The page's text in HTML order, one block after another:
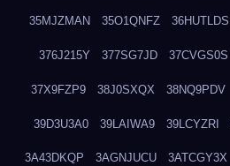
35MJZMAN 35O1QNFZ 36HUTLDS
376J215Y 377SG7JD 37CVGS0S
37X9FZP9 38J0SXQX 38NQ9PDV
39D3U3A0 39LAIWA9 39LCYZRI
3A43DKQP 3AGNJUCU 3ATCGY3X